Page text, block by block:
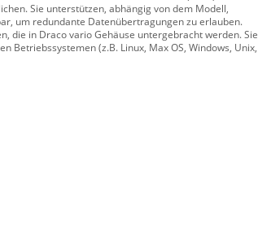
Sie unterstützen, abhängig von dem Modell,
um redundante Datenübertragungen zu erlauben.
die in Draco vario Gehäuse untergebracht werden. Sie
(z.B. Linux, Max OS, Windows, Unix,